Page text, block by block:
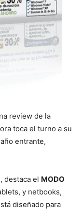
review de la
toca el turno a su
entrante,
destaca el MODO
y netbooks,
diseñado para